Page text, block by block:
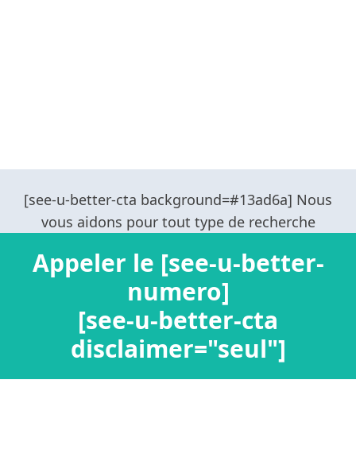
Appeler le [see-u-better-
numero]
[see-u-better-cta
disclaimer="seul"]